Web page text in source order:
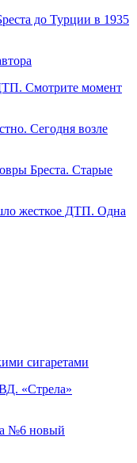
до Турции в 1935
Смотрите момент
Сегодня возле
Бреста. Старые
жесткое ДТП. Одна
сигаретами
«Стрела»
№6 новый